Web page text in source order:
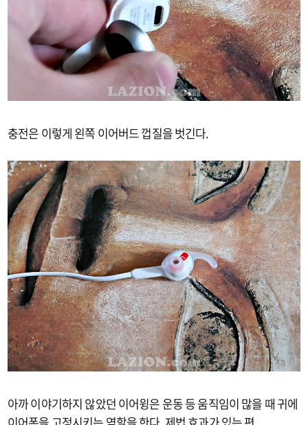
충전은 이렇게 왼쪽 이어버드 껍질을 벗긴다.
아까 이야기하지 않았던 이어윙은 운동 등 움직임이 많을 때 귀에